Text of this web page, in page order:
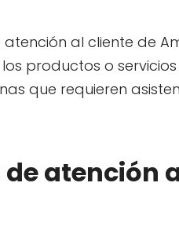
al cliente de
productos o
que requieren
atención